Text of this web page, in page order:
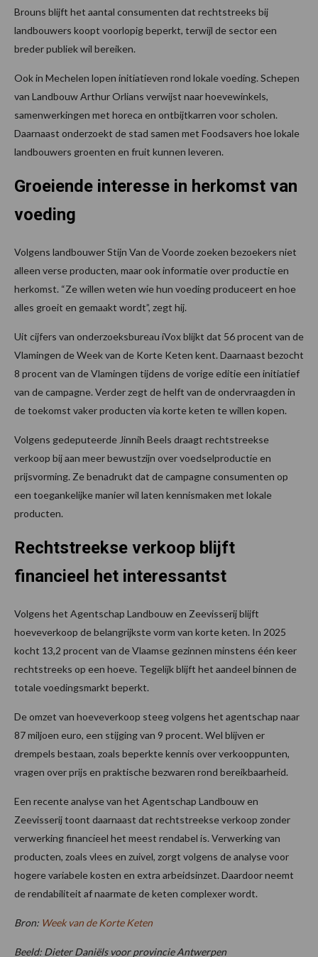
Brouns blijft het aantal consumenten dat rechtstreeks bij
landbouwers koopt voorlopig beperkt, terwijl de sector een
breder publiek wil bereiken.
Ook in Mechelen lopen initiatieven rond lokale voeding. Schepen
van Landbouw Arthur Orlians verwijst naar hoevewinkels,
samenwerkingen met horeca en ontbijtkarren voor scholen.
Daarnaast onderzoekt de stad samen met Foodsavers hoe lokale
landbouwers groenten en fruit kunnen leveren.
Groeiende interesse in herkomst van
voeding
Volgens landbouwer Stijn Van de Voorde zoeken bezoekers niet
alleen verse producten, maar ook informatie over productie en
herkomst. “Ze willen weten wie hun voeding produceert en hoe
alles groeit en gemaakt wordt”, zegt hij.
Uit cijfers van onderzoeksbureau iVox blijkt dat 56 procent van de
Vlamingen de Week van de Korte Keten kent. Daarnaast bezocht
8 procent van de Vlamingen tijdens de vorige editie een initiatief
van de campagne. Verder zegt de helft van de ondervraagden in
de toekomst vaker producten via korte keten te willen kopen.
Volgens gedeputeerde Jinnih Beels draagt rechtstreekse
verkoop bij aan meer bewustzijn over voedselproductie en
prijsvorming. Ze benadrukt dat de campagne consumenten op
een toegankelijke manier wil laten kennismaken met lokale
producten.
Rechtstreekse verkoop blijft
financieel het interessantst
Volgens het Agentschap Landbouw en Zeevisserij blijft
hoeveverkoop de belangrijkste vorm van korte keten. In 2025
kocht 13,2 procent van de Vlaamse gezinnen minstens één keer
rechtstreeks op een hoeve. Tegelijk blijft het aandeel binnen de
totale voedingsmarkt beperkt.
De omzet van hoeveverkoop steeg volgens het agentschap naar
87 miljoen euro, een stijging van 9 procent. Wel blijven er
drempels bestaan, zoals beperkte kennis over verkooppunten,
vragen over prijs en praktische bezwaren rond bereikbaarheid.
Een recente analyse van het Agentschap Landbouw en
Zeevisserij toont daarnaast dat rechtstreekse verkoop zonder
verwerking financieel het meest rendabel is. Verwerking van
producten, zoals vlees en zuivel, zorgt volgens de analyse voor
hogere variabele kosten en extra arbeidsinzet. Daardoor neemt
de rendabiliteit af naarmate de keten complexer wordt.
Bron: Week van de Korte Keten
Beeld: Dieter Daniëls voor provincie Antwerpen